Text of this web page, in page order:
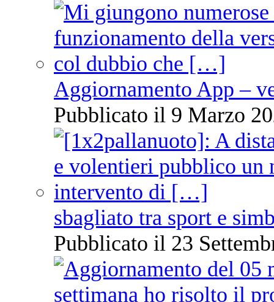
Aggiornamento App –
Pubblicato il 9 Marzo
sbagliato tra sport e
Pubblicato il 23